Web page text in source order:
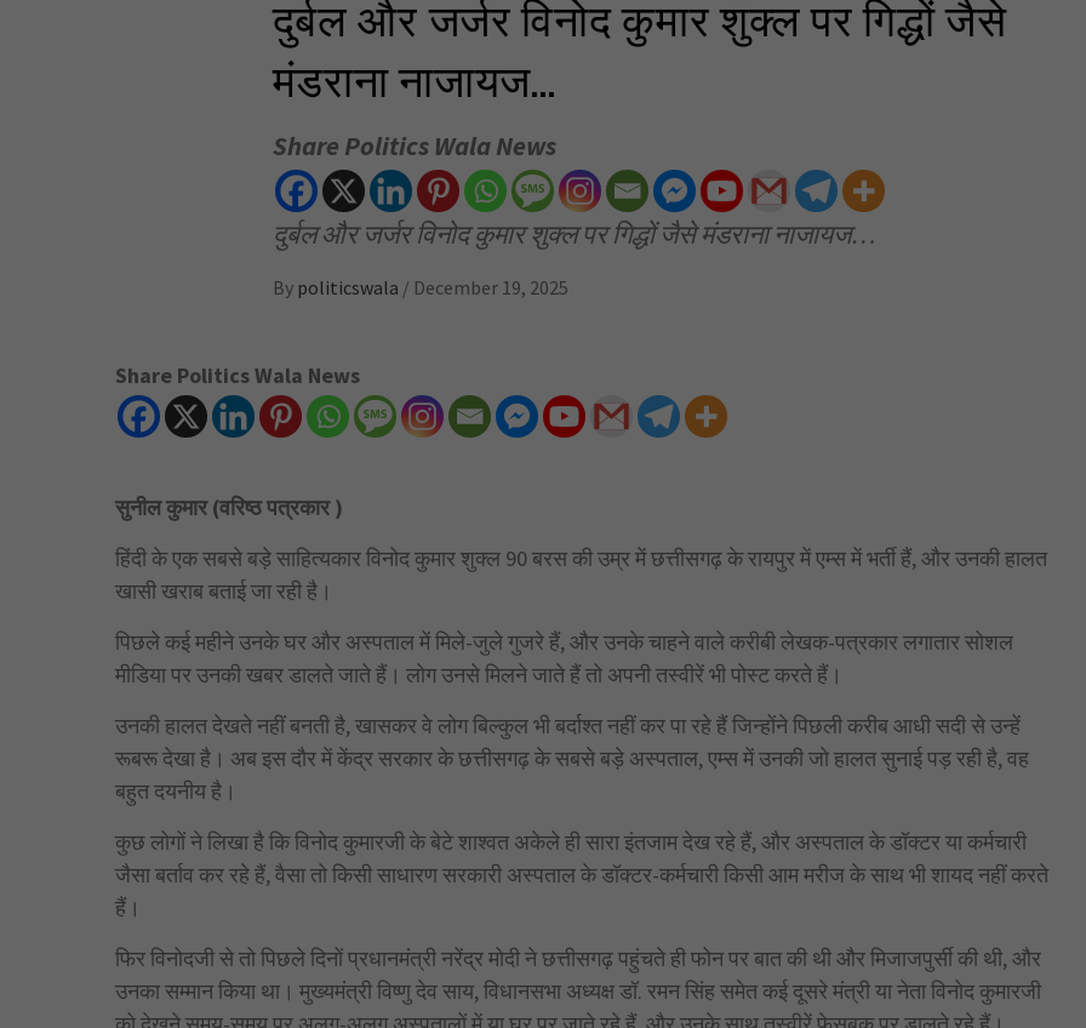
दुर्बल और जर्जर विनोद कुमार शुक्ल पर गिद्धों जैसे
मंडराना नाजायज…
Share Politics Wala News
दुर्बल और जर्जर विनोद कुमार शुक्ल पर गिद्धों जैसे मंडराना नाजायज…
By politicswala / December 19, 2025
Share Politics Wala News
सुनील कुमार (वरिष्ठ पत्रकार )
हिंदी के एक सबसे बड़े साहित्यकार विनोद कुमार शुक्ल 90 बरस की उम्र में छत्तीसगढ़ के रायपुर में एम्स में भर्ती हैं, और उनकी हालत
खासी खराब बताई जा रही है।
पिछले कई महीने उनके घर और अस्पताल में मिले-जुले गुजरे हैं, और उनके चाहने वाले करीबी लेखक-पत्रकार लगातार सोशल
मीडिया पर उनकी खबर डालते जाते हैं। लोग उनसे मिलने जाते हैं तो अपनी तस्वीरें भी पोस्ट करते हैं।
उनकी हालत देखते नहीं बनती है, खासकर वे लोग बिल्कुल भी बर्दाश्त नहीं कर पा रहे हैं जिन्होंने पिछली करीब आधी सदी से उन्हें
रूबरू देखा है। अब इस दौर में केंद्र सरकार के छत्तीसगढ़ के सबसे बड़े अस्पताल, एम्स में उनकी जो हालत सुनाई पड़ रही है, वह
बहुत दयनीय है।
कुछ लोगों ने लिखा है कि विनोद कुमारजी के बेटे शाश्वत अकेले ही सारा इंतजाम देख रहे हैं, और अस्पताल के डॉक्टर या कर्मचारी
जैसा बर्ताव कर रहे हैं, वैसा तो किसी साधारण सरकारी अस्पताल के डॉक्टर-कर्मचारी किसी आम मरीज के साथ भी शायद नहीं करते
हैं।
फिर विनोदजी से तो पिछले दिनों प्रधानमंत्री नरेंद्र मोदी ने छत्तीसगढ़ पहुंचते ही फोन पर बात की थी और मिजाजपुर्सी की थी, और
उनका सम्मान किया था। मुख्यमंत्री विष्णु देव साय, विधानसभा अध्यक्ष डॉ. रमन सिंह समेत कई दूसरे मंत्री या नेता विनोद कुमारजी